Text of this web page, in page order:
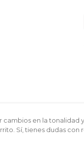
en la
Sí, tienes dudas